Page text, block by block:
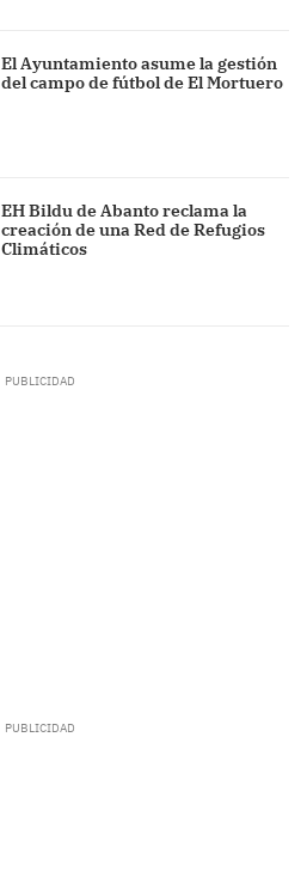
El Ayuntamiento asume la gestión
del campo de fútbol de El Mortuero
EH Bildu de Abanto reclama la
creación de una Red de Refugios
Climáticos